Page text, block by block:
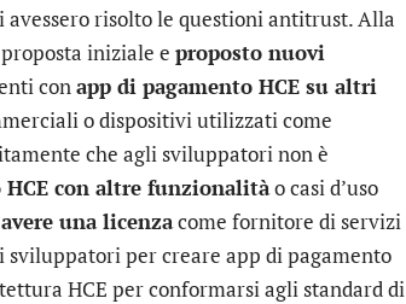
risolto le questioni antitrust. Alla
iniziale e proposto nuovi
conapp di pagamento HCE su altri
o dispositivi utilizzati come
che agli sviluppatori non è
con altre funzionalitào casi d’uso
una licenzacome fornitore di servizi
sviluppatori per creare app di pagamento
HCE per conformarsi agli standard di